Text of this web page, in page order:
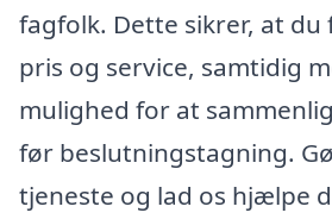
fagfolk. Dette sikrer, at du
pris og service, samtidig
mulighed for at
før beslutningstagning.
tjeneste og lad os hjælpe